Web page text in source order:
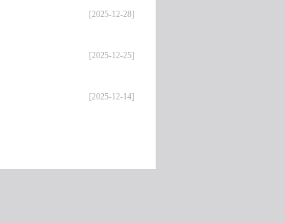
[2025-12-28]
[2025-12-25]
[2025-12-14]